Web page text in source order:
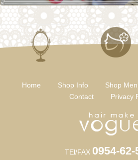
Home Shop Info Shop
Contact
Privacy
TEl/FAX 0954-62-